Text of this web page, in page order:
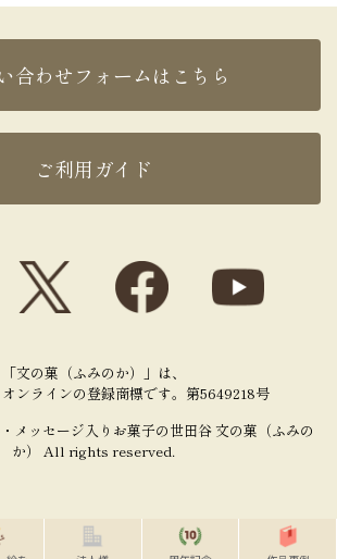
合わせフォームはこちら
ご利用ガイド
「文の菓（ふみのか）」は、
ンラインの登録商標です。第5649218号
メッセージ入りお菓子の世田谷 文の菓（ふみの
か） All rights reserved.